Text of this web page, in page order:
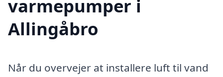
varmepumper i
Allingåbro
Når du overvejer at installere luft til vand